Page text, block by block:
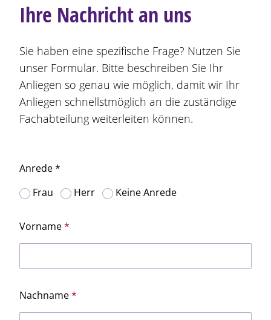
Ihre Nachricht an uns
Sie haben eine spezifische Frage? Nutzen Sie
unser Formular. Bitte beschreiben Sie Ihr
Anliegen so genau wie möglich, damit wir Ihr
Anliegen schnellstmöglich an die zuständige
Fachabteilung weiterleiten können.
Anrede *
Frau
Herr Keine Anrede
Vorname
Nachname